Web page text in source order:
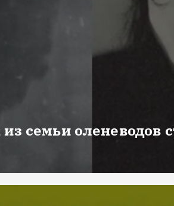
семьи оленеводов